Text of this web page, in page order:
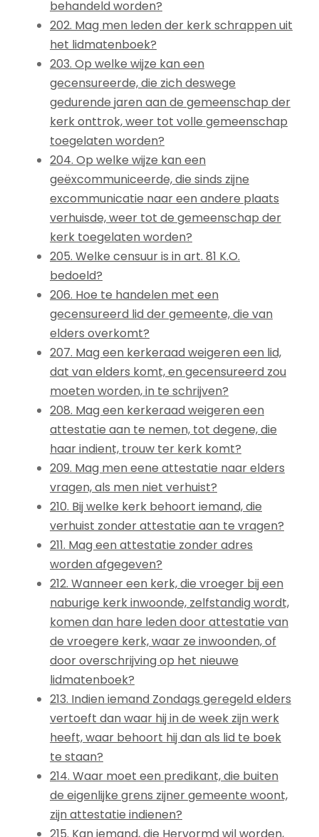
behandeld worden?
202. Mag men leden der kerk schrappen uit
het lidmatenboek?
203. Op welke wijze kan een
gecensureerde, die zich deswege
gedurende jaren aan de gemeenschap der
kerk onttrok, weer tot volle gemeenschap
toegelaten worden?
204. Op welke wijze kan een
geëxcommuniceerde, die sinds zijne
excommunicatie naar een andere plaats
verhuisde, weer tot de gemeenschap der
kerk toegelaten worden?
205. Welke censuur is in art. 81 K.O.
bedoeld?
206. Hoe te handelen met een
gecensureerd lid der gemeente, die van
elders overkomt?
207. Mag een kerkeraad weigeren een lid,
dat van elders komt, en gecensureerd zou
moeten worden, in te schrijven?
208. Mag een kerkeraad weigeren een
attestatie aan te nemen, tot degene, die
haar indient, trouw ter kerk komt?
209. Mag men eene attestatie naar elders
vragen, als men niet verhuist?
210. Bij welke kerk behoort iemand, die
verhuist zonder attestatie aan te vragen?
211. Mag een attestatie zonder adres
worden afgegeven?
212. Wanneer een kerk, die vroeger bij een
naburige kerk inwoonde, zelfstandig wordt,
komen dan hare leden door attestatie van
de vroegere kerk, waar ze inwoonden, of
door overschrijving op het nieuwe
lidmatenboek?
213. Indien iemand Zondags geregeld elders
vertoeft dan waar hij in de week zijn werk
heeft, waar behoort hij dan als lid te boek
te staan?
214. Waar moet een predikant, die buiten
de eigenlijke grens zijner gemeente woont,
zijn attestatie indienen?
215. Kan iemand, die Hervormd wil worden,